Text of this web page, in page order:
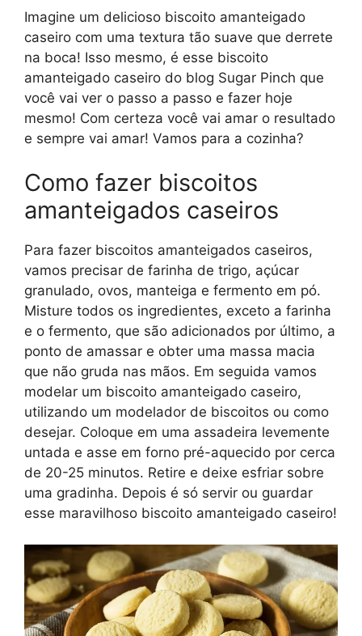
Imagine um delicioso biscoito amanteigado
caseiro com uma textura tão suave que derrete
na boca! Isso mesmo, é esse biscoito
amanteigado caseiro do blog Sugar Pinch que
você vai ver o passo a passo e fazer hoje
mesmo! Com certeza você vai amar o resultado
e sempre vai amar! Vamos para a cozinha?
Como fazer biscoitos
amanteigados caseiros
Para fazer biscoitos amanteigados caseiros,
vamos precisar de farinha de trigo, açúcar
granulado, ovos, manteiga e fermento em pó.
Misture todos os ingredientes, exceto a farinha
e o fermento, que são adicionados por último, a
ponto de amassar e obter uma massa macia
que não gruda nas mãos. Em seguida vamos
modelar um biscoito amanteigado caseiro,
utilizando um modelador de biscoitos ou como
desejar. Coloque em uma assadeira levemente
untada e asse em forno pré-aquecido por cerca
de 20-25 minutos. Retire e deixe esfriar sobre
uma gradinha. Depois é só servir ou guardar
esse maravilhoso biscoito amanteigado caseiro!